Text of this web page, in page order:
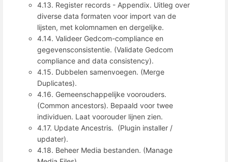
4.13. Register records - Appendix. Uitleg over
diverse data formaten voor import van de
lijsten, met kolomnamen en dergelijke.
4.14. Valideer Gedcom-compliance en
gegevensconsistentie. (Validate Gedcom
compliance and data consistency).
4.15. Dubbelen samenvoegen. (Merge
Duplicates).
4.16. Gemeenschappelijke voorouders.
(Common ancestors). Bepaald voor twee
individuen. Laat voorouder lijnen zien.
4.17. Update Ancestris. (Plugin installer /
updater).
4.18. Beheer Media bestanden. (Manage